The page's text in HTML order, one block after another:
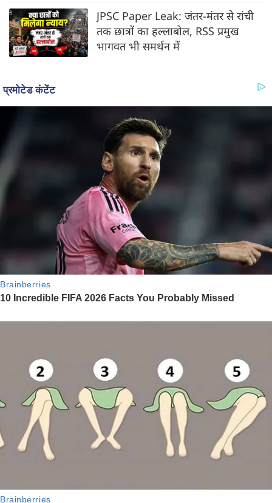
JPSC Paper Leak: जंतर-मंतर से रांची
तक छात्रों का हल्लाबोल, RSS प्रमुख
भागवत भी समर्थन में